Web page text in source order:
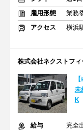
雇用形態
業務
アクセス
横浜
株式会社ネクストフィ
未
K
給与
完全